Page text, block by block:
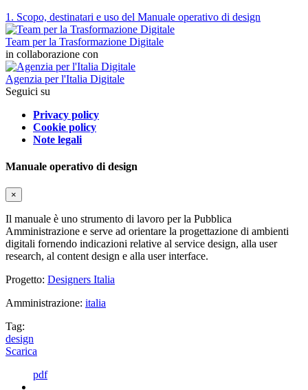
1. Scopo, destinatari e uso del Manuale operativo di design
Team per la Trasformazione Digitale
in collaborazione con
Agenzia per l'Italia Digitale
Seguici su
Privacy policy
Cookie policy
Note legali
Manuale operativo di design
×
Il manuale è uno strumento di lavoro per la Pubblica
Amministrazione e serve ad orientare la progettazione di ambienti
digitali fornendo indicazioni relative al service design, alla user
research, al content design e alla user interface.
Progetto: Designers Italia
Amministrazione: italia
Tag:
design
Scarica
pdf